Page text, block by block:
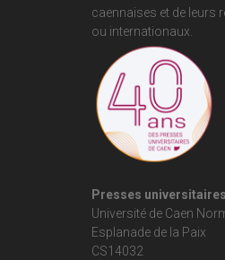
caennaises et de leurs
ou internationaux.
Presses
Université de Caen
Esplanade de la Paix
CS14032